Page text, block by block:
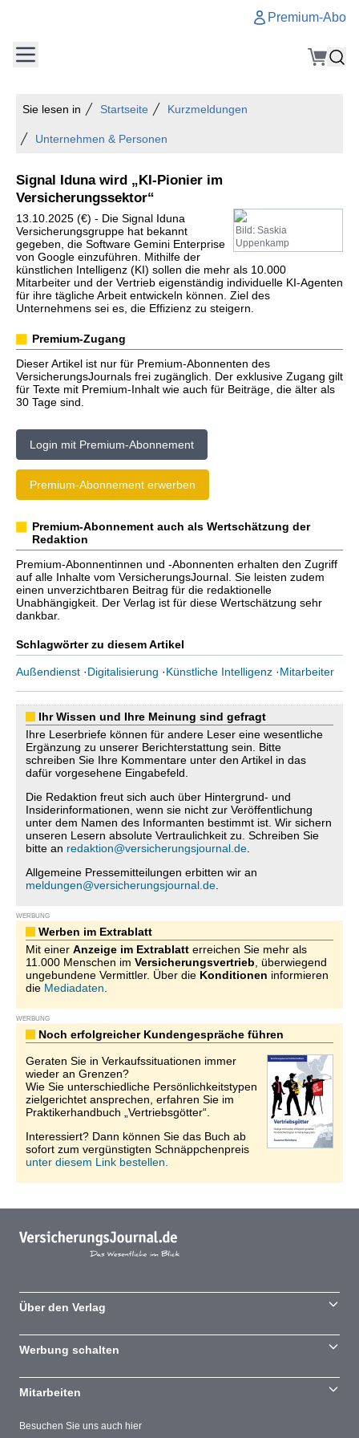
Premium-Abo
Sie lesen in Startseite Kurzmeldungen
Unternehmen & Personen
Signal Iduna wird „KI-Pionier im
Versicherungssektor“
Bild: Saskia
Uppenkamp
13.10.2025 (€) - Die Signal Iduna
Versicherungsgruppe hat bekannt
gegeben, die Software Gemini Enterprise
von Google einzuführen. Mithilfe der
künstlichen Intelligenz (KI) sollen die mehr als 10.000
Mitarbeiter und der Vertrieb eigenständig individuelle KI-Agenten
für ihre tägliche Arbeit entwickeln können. Ziel des
Unternehmens sei es, die Effizienz zu steigern.
Premium-Zugang
Dieser Artikel ist nur für Premium-Abonnenten des
VersicherungsJournals frei zugänglich. Der exklusive Zugang gilt
für Texte mit Premium-Inhalt wie auch für Beiträge, die älter als
30 Tage sind.
Login mit Premium-Abonnement
Premium-Abonnement erwerben
Premium-Abonnement auch als Wertschätzung der
Redaktion
Premium-Abonnentinnen und -Abonnenten erhalten den Zugriff
auf alle Inhalte vom VersicherungsJournal. Sie leisten zudem
einen unverzichtbaren Beitrag für die redaktionelle
Unabhängigkeit. Der Verlag ist für diese Wertschätzung sehr
dankbar.
Schlagwörter zu diesem Artikel
Außendienst ·Digitalisierung ·Künstliche Intelligenz ·Mitarbeiter
Ihr Wissen und Ihre Meinung sind gefragt
Ihre Leserbriefe können für andere Leser eine wesentliche
Ergänzung zu unserer Berichterstattung sein. Bitte
schreiben Sie Ihre Kommentare unter den Artikel in das
dafür vorgesehene Eingabefeld.
Die Redaktion freut sich auch über Hintergrund- und
Insiderinformationen, wenn sie nicht zur Veröffentlichung
unter dem Namen des Informanten bestimmt ist. Wir sichern
unseren Lesern absolute Vertraulichkeit zu. Schreiben Sie
bitte an redaktion@versicherungsjournal.de
Allgemeine Pressemitteilungen erbitten wir an
meldungen@versicherungsjournal.de
WERBUNG
Werben im Extrablatt
Mit einer Anzeige im Extrablatt erreichen Sie mehr als
11.000 Menschen im Versicherungsvertrieb , überwiegend
ungebundene Vermittler. Über die Konditionen informieren
die Mediadaten
WERBUNG
Noch erfolgreicher Kundengespräche führen
Geraten Sie in Verkaufssituationen immer
wieder an Grenzen?
Wie Sie unterschiedliche Persönlichkeitstypen
zielgerichtet ansprechen, erfahren Sie im
Praktikerhandbuch „Vertriebsgötter“.
Interessiert? Dann können Sie das Buch ab
sofort zum vergünstigten Schnäppchenpreis
unter diesem Link bestellen.
Besuchen Sie uns auch hier
Über den Verlag
Werbung schalten
Mitarbeiten